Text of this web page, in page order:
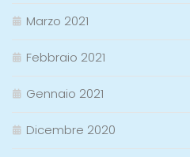
Marzo 2021
Febbraio 2021
Gennaio 2021
Dicembre 2020